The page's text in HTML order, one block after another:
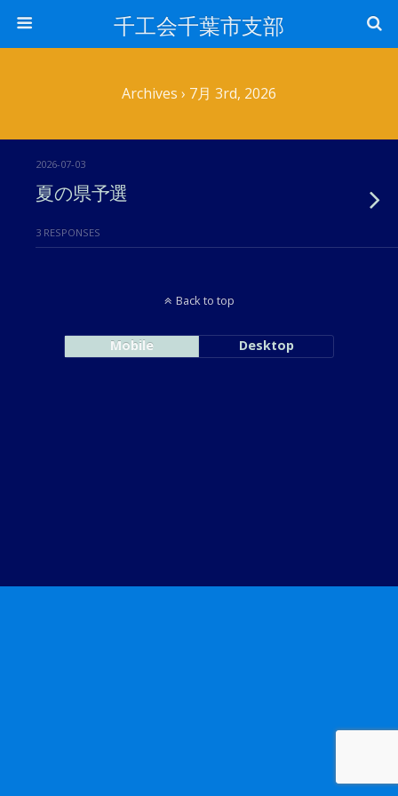
千工会千葉市支部
Archives › 7月 3rd, 2026
2026-07-03
夏の県予選
3 RESPONSES
Back to top
Mobile Desktop